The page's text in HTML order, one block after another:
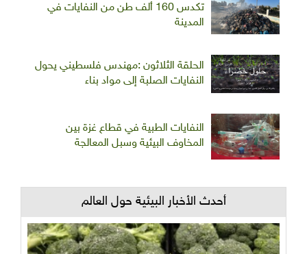
تكدس 160 ألف طن من النفايات في
المدينة
الحلقة الثلاثون :مهندس فلسطيني يحول
النفايات الصلبة إلى مواد بناء
النفايات الطبية في قطاع غزة بين
المخاوف البيئية وسبل المعالجة
أحدث الأخبار البيئية حول العالم